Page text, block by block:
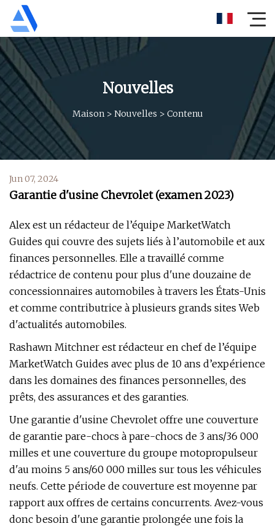
Nouvelles
Maison > Nouvelles > Contenu
Jun 07, 2024
Garantie d'usine Chevrolet (examen 2023)
Alex est un rédacteur de l’équipe MarketWatch
Guides qui couvre des sujets liés à l’automobile et aux
finances personnelles. Elle a travaillé comme
rédactrice de contenu pour plus d'une douzaine de
concessionnaires automobiles à travers les États-Unis
et comme contributrice à plusieurs grands sites Web
d'actualités automobiles.
Rashawn Mitchner est rédacteur en chef de l’équipe
MarketWatch Guides avec plus de 10 ans d’expérience
dans les domaines des finances personnelles, des
prêts, des assurances et des garanties.
Une garantie d'usine Chevrolet offre une couverture
de garantie pare-chocs à pare-chocs de 3 ans/36 000
milles et une couverture du groupe motopropulseur
d'au moins 5 ans/60 000 milles sur tous les véhicules
neufs. Cette période de couverture est moyenne par
rapport aux offres de certains concurrents. Avez-vous
donc besoin d'une garantie prolongée une fois la